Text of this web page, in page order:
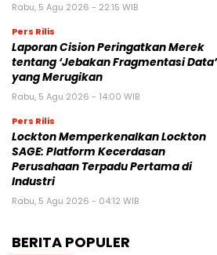
Rabu, 5 Agu 2026 - 22:15 WIB
Pers Rilis
Laporan Cision Peringatkan Merek
tentang ‘Jebakan Fragmentasi Data’
yang Merugikan
Rabu, 5 Agu 2026 - 14:00 WIB
Pers Rilis
Lockton Memperkenalkan Lockton
SAGE: Platform Kecerdasan
Perusahaan Terpadu Pertama di
Industri
Rabu, 5 Agu 2026 - 04:12 WIB
BERITA POPULER